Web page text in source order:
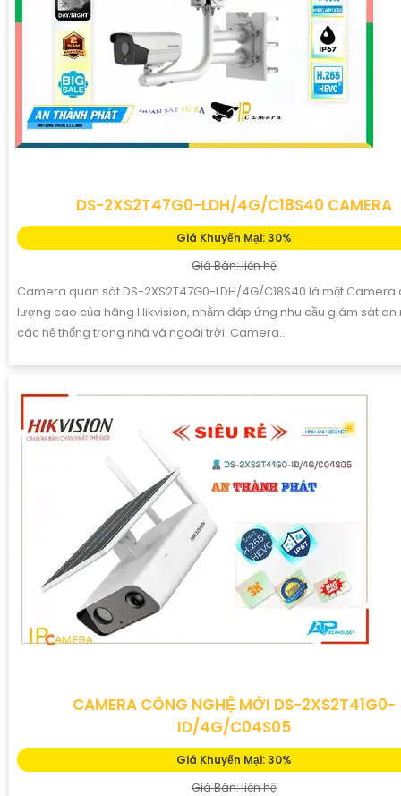
DS-2XS2T47G0-LDH/4G/C18S40 CAMERA
Giá Khuyến Mại: 30%
Giá Bán: liên hệ
Camera quan sát DS-2XS2T47G0-LDH/4G/C18S40 là một Camera
lượng cao của hãng Hikvision, nhằm đáp ứng nhu cầu giám sát an
các hệ thống trong nhà và ngoài trời. Camera...
CAMERA CÔNG NGHỆ MỚI DS-2XS2T41G0-
ID/4G/C04S05
Giá Khuyến Mại: 30%
Giá Bán: liên hệ